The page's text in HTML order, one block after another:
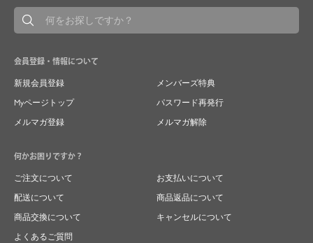
会員登録・情報について
新規会員登録
メンバーズ特典
Myページトップ
パスワード再発行
メルマガ登録
メルマガ解除
何かお困りですか？
ご注文について
お支払いについて
配送について
商品返品について
商品交換について
キャンセルについて
よくあるご質問